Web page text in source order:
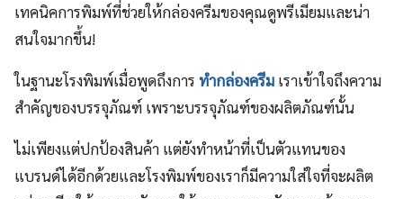
เทคนิคการพิมพ์ที่ช่วยให้กล่องครีมของคุณดูพรีเมียมและน่า
สนใจมากขึ้น!
ในฐานะโรงพิมพ์เมื่อพูดถึงการ ทำกล่องครีม เราเข้าใจถึงความ
สำคัญของบรรจุภัณฑ์ เพราะบรรจุภัณฑ์ของผลิตภัณฑ์นั้น
ไม่เพียงแต่ปกป้องสินค้า แต่ยังทำหน้าที่เป็นตัวแทนของ
แบรนด์ได้อีกด้วยและโรงพิมพ์ของเราก็มีความใส่ใจที่จะผลิต